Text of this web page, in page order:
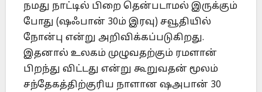
நமது நாட்டில் பிறை தென்படாமல் இருக்கும்
போது (ஷஃபான் 30ம் இரவு) சவூதியில்
நோன்பு என்று அறிவிக்கப்படுகிறது.
இதனால் உலகம் முழுவதற்கும் ரமளான்
பிறந்து விட்டது என்று கூறுவதன் மூலம்
சந்தேகத்திற்குரிய நாளான ஷஅபான் 30